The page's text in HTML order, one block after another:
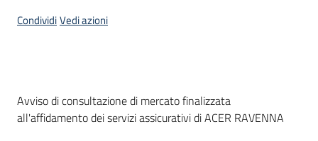
CondividiVedi azioni
Dati del bando
Avviso di consultazione di mercato finalizzata
all'affidamento dei servizi assicurativi di ACER RAVENNA